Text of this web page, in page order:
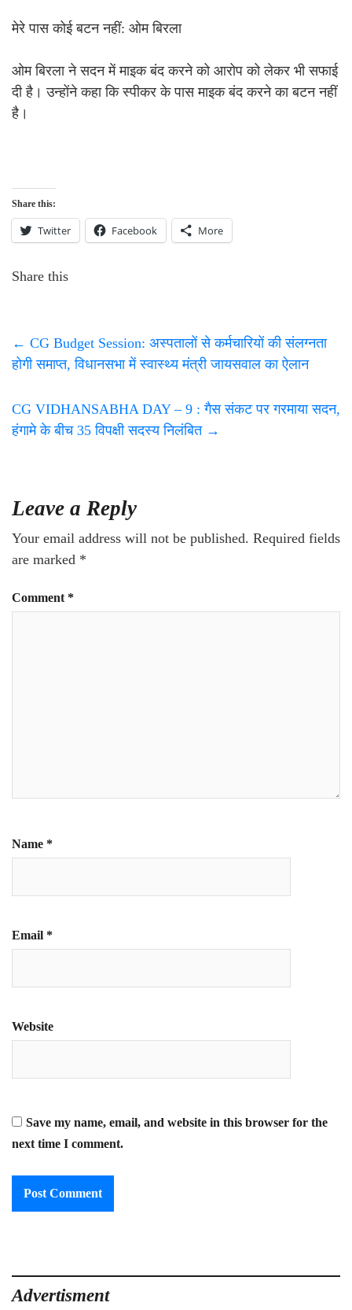
मेरे पास कोई बटन नहीं: ओम बिरला
ओम बिरला ने सदन में माइक बंद करने को आरोप को लेकर भी सफाई
दी है। उन्होंने कहा कि स्पीकर के पास माइक बंद करने का बटन नहीं
है।
Share this:
Twitter Facebook More
Share this
← CG Budget Session: अस्पतालों से कर्मचारियों की संलग्नता
होगी समाप्त, विधानसभा में स्वास्थ्य मंत्री जायसवाल का ऐलान
CG VIDHANSABHA DAY – 9 : गैस संकट पर गरमाया सदन,
हंगामे के बीच 35 विपक्षी सदस्य निलंबित →
Leave a Reply
Your email address will not be published. Required fields
are marked *
Comment *
Name *
Email *
Website
Save my name, email, and website in this browser for the
next time I comment.
Advertisment